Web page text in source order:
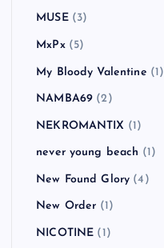
MUSE(3)
MxPx(5)
My Bloody Valentine (1)
NAMBA69 (2)
NEKROMANTIX (1)
never young beach (1)
New Found Glory (4)
New Order (1)
NICOTINE (1)